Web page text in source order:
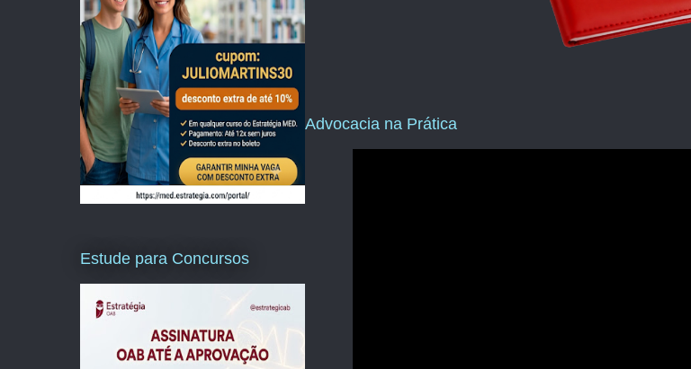
Advocacia na Prática
Estude para Concursos